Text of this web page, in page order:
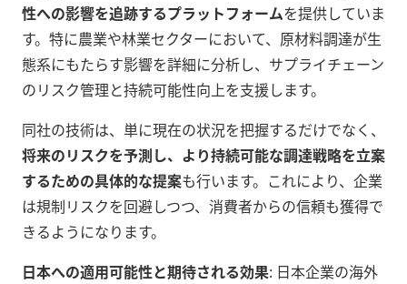
性への影響を追跡するプラットフォームを提供していま
す。特に農業や林業セクターにおいて、原材料調達が生
態系にもたらす影響を詳細に分析し、サプライチェーン
のリスク管理と持続可能性向上を支援します。
同社の技術は、単に現在の状況を把握するだけでなく、
将来のリスクを予測し、より持続可能な調達戦略を立案
するための具体的な提案も行います。これにより、企業
は規制リスクを回避しつつ、消費者からの信頼も獲得で
きるようになります。
日本への適用可能性と期待される効果: 日本企業の海外